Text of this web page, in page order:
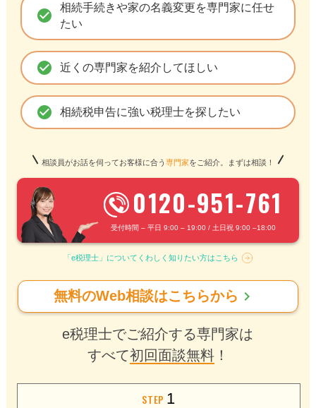
check_circle
相続手続きや家の名義変更を専門家に任せ
たい
check_circle 近くの専門家を紹介してほしい
check_circle 相続税申告に強い税理士を探したい
相談員がお話を伺ってお客様に合う 専門家をご紹介。まずは相談！
0120-951-761
受付時間 – 平日 9:00 – 19:00 / 土日祝 9:00 –18:00
「e税理士」についてくわしく知りたい方はこちら
無料のWeb相談はこちらから chevron_right
e税理士でご紹介する専門家は
すべて初回面談無料！
STEP 1